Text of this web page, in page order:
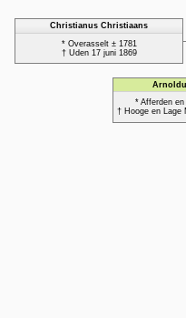
Christianus Christiaans
* Overasselt ± 1781
† Uden 17 juni 1869
* Afferden
† Hooge en Lage